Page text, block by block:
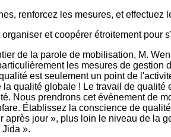
renforcez les mesures, et effectuez
et coopérer étroitement pour
de la parole de mobilisation, M.
les mesures de
est seulement un point de
qualité globale ! Le travail de qualité
Nous prendrons cet événement de
Établissez la conscience de
après jour », plus loin le niveau de la
».